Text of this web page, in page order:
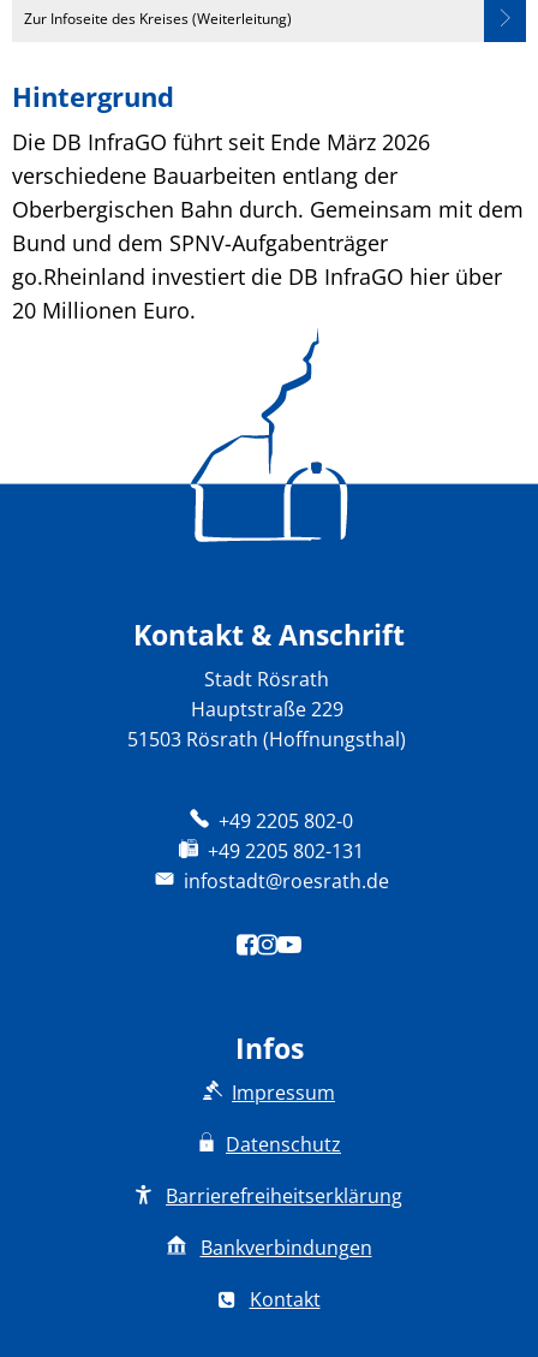
Zur Infoseite des Kreises (Weiterleitung)
Hintergrund
Die DB InfraGO führt seit Ende März 2026
verschiedene Bauarbeiten entlang der
Oberbergischen Bahn durch. Gemeinsam mit dem
Bund und dem SPNV-Aufgabenträger
go.Rheinland investiert die DB InfraGO hier über
20 Millionen Euro.
Kontakt & Anschrift
Stadt Rösrath
Hauptstraße 229
51503 Rösrath (Hoffnungsthal)
+49 2205 802-0
+49 2205 802-131
infostadt@roesrath.de
Infos
Impressum
Datenschutz
Barrierefreiheitserklärung
Bankverbindungen
Kontakt